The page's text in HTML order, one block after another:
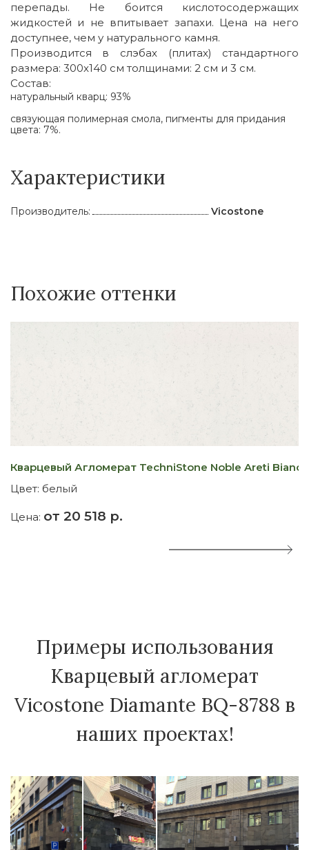
перепады. Не боится кислотосодержащих
жидкостей и не впитывает запахи. Цена на него
доступнее, чем у натурального камня.
Производится в слэбах (плитах) стандартного
размера: 300x140 cм толщинами: 2 см и 3 см.
Состав:
натуральный кварц: 93%
связующая полимерная смола, пигменты для придания
цвета: 7%.
Характеристики
Производитель: Vicostone
Похожие оттенки
Кварцевый Агломерат TechniStone Noble Areti Bianco
Цвет: белый
Цена: от 20 518 р.
Примеры использования
Кварцевый агломерат
Vicostone Diamante BQ-8788 в
наших проектах!